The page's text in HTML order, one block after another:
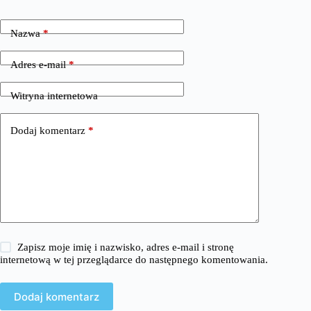
Nazwa*
Adres e-mail*
Witryna internetowa
Dodaj komentarz *
Zapisz moje imię i nazwisko, adres e-mail i stronę
internetową w tej przeglądarce do następnego komentowania.
Dodaj komentarz